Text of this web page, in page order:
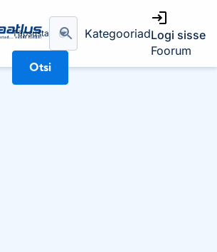
Täpsusta
Otsi
KategooriadLogi sisse
Foorum